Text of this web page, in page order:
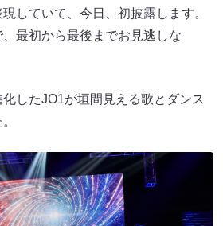
していて、今日、初披露します。
最初から最後までお見逃しな
したJO1が垣間見える歌とダンス